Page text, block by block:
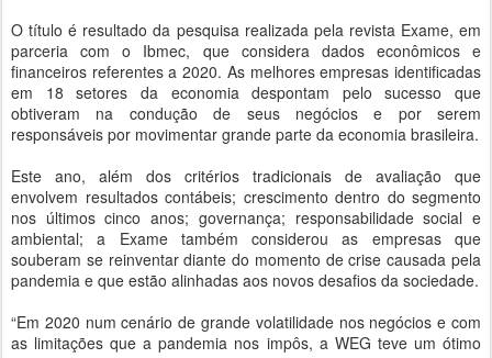
O título é resultado da pesquisa realizada pela revista Exame, em
parceria com o Ibmec, que considera dados econômicos e
financeiros referentes a 2020. As melhores empresas identificadas
em 18 setores da economia despontam pelo sucesso que
obtiveram na condução de seus negócios e por serem
responsáveis por movimentar grande parte da economia brasileira.
Este ano, além dos critérios tradicionais de avaliação que
envolvem resultados contábeis; crescimento dentro do segmento
nos últimos cinco anos; governança; responsabilidade social e
ambiental; a Exame também considerou as empresas que
souberam se reinventar diante do momento de crise causada pela
pandemia e que estão alinhadas aos novos desafios da sociedade.
“Em 2020 num cenário de grande volatilidade nos negócios e com
as limitações que a pandemia nos impôs, a WEG teve um ótimo